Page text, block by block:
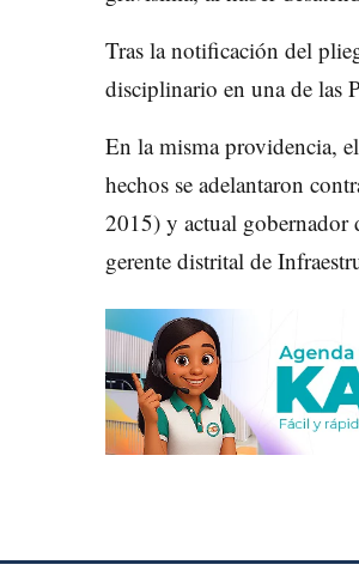
Tras la notificación del
disciplinario en una de las
En la misma providencia,
hechos se adelantaron
2015) y actual gobernador
gerente distrital de